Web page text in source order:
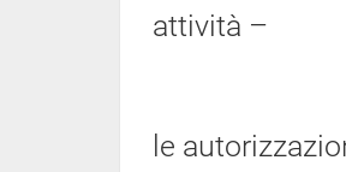
attività –
le